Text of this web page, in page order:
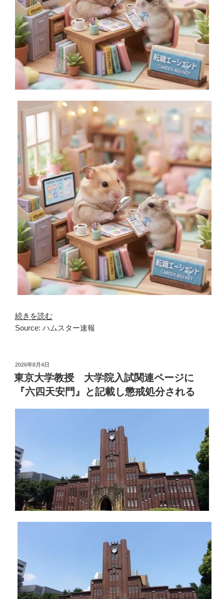
続きを読む
Source: ハムスター速報
投
稿
日:
2026年8月4日
東京大学教授 大学院入試関連ページに
『六四天安門』と記載し懲戒処分される